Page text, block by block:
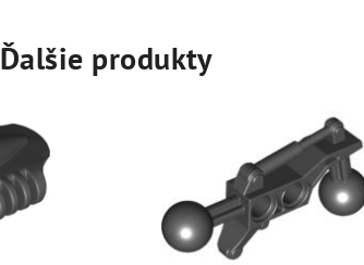
Ďalšie produkty